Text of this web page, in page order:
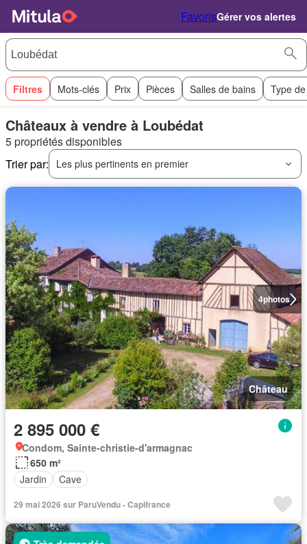
FavorisGérer vos alertes
Filtres Mots-clés Prix Pièces Salles de bains Type
Châteaux à vendre à Loubédat
5 propriétés disponibles
Trier par:
Les plus pertinents en premier
4photos
Château
2 895 000 €
Condom, Sainte-christie-d'armagnac
650 m²
Jardin
Cave
29 mai 2026 sur ParuVendu - Capifrance